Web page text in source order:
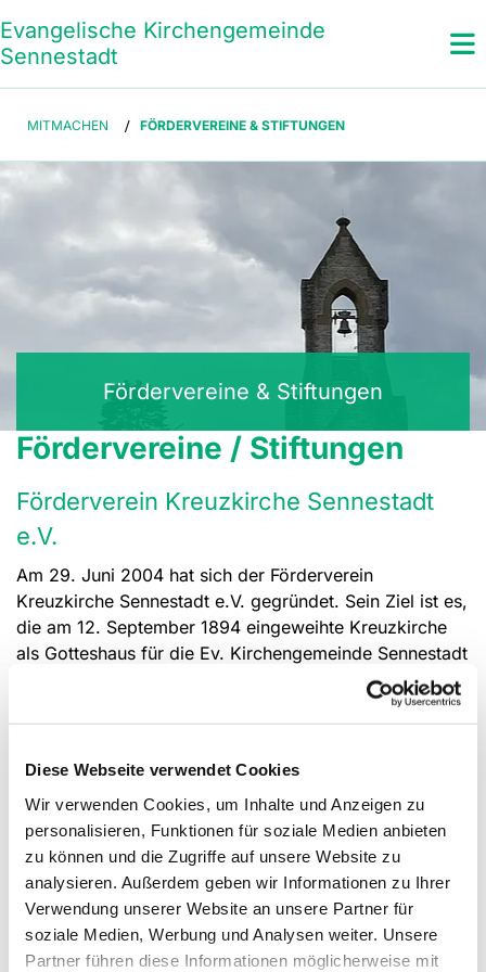
Diese Webseite verwendet Cookies
Wir verwenden Cookies, um Inhalte und Anzeigen zu
personalisieren, Funktionen für soziale Medien anbieten
zu können und die Zugriffe auf unsere Website zu
analysieren. Außerdem geben wir Informationen zu Ihrer
Verwendung unserer Website an unsere Partner für
soziale Medien, Werbung und Analysen weiter. Unsere
Partner führen diese Informationen möglicherweise mit
Evangelische Kirchengemeinde
Sennestadt
MITMACHEN / FÖRDERVEREINE & STIFTUNGEN
Fördervereine & Stiftungen
Fördervereine / Stiftungen
Förderverein Kreuzkirche Sennestadt
e.V.
Am 29. Juni 2004 hat sich der Förderverein
Kreuzkirche Sennestadt e.V. gegründet. Sein Ziel ist es,
die am 12. September 1894 eingeweihte Kreuzkirche
als Gotteshaus für die Ev. Kirchengemeinde Sennestadt
Der Förderverein Kreuzkirche Sennestadt e.V. hat eine
vorbei.
Kontakt
Förderverein Kreuzkirche e.V.
Paderborner Str.198 in 33689 Bielefeld
Tel: +49 (0) 5205 4004